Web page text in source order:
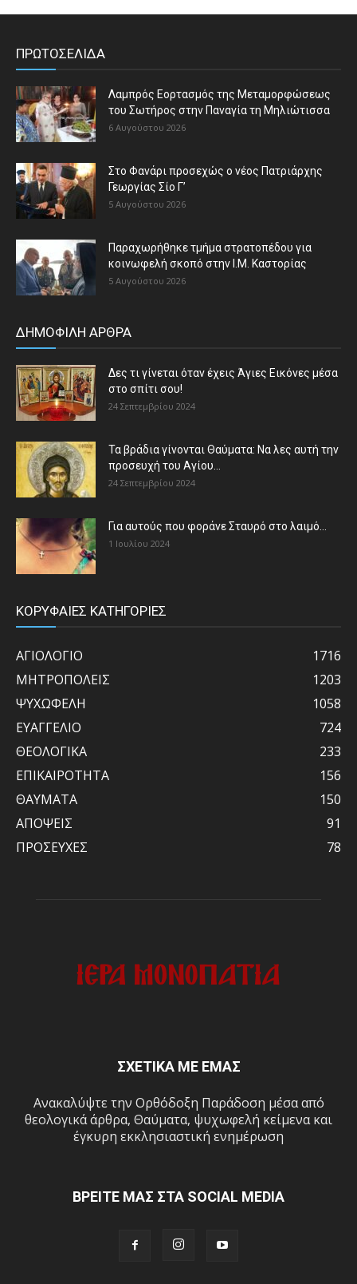
ΠΡΩΤΟΣΕΛΙΔΑ
Λαμπρός Εορτασμός της Μεταμορφώσεως
του Σωτήρος στην Παναγία τη Μηλιώτισσα
6 Αυγούστου 2026
Στο Φανάρι προσεχώς ο νέος Πατριάρχης
Γεωργίας Σίο Γ’
5 Αυγούστου 2026
Παραχωρήθηκε τμήμα στρατοπέδου για
κοινωφελή σκοπό στην Ι.Μ. Καστορίας
5 Αυγούστου 2026
ΔΗΜΟΦΙΛΗ ΑΡΘΡΑ
Δες τι γίνεται όταν έχεις Άγιες Εικόνες μέσα
στο σπίτι σου!
24 Σεπτεμβρίου 2024
Τα βράδια γίνονται Θαύματα: Να λες αυτή την
προσευχή του Αγίου...
24 Σεπτεμβρίου 2024
Για αυτούς που φοράνε Σταυρό στο λαιμό…
1 Ιουλίου 2024
ΚΟΡΥΦΑΙΕΣ ΚΑΤΗΓΟΡΙΕΣ
ΑΓΙΟΛΟΓΙΟ
1716
ΜΗΤΡΟΠΟΛΕΙΣ
1203
ΨΥΧΩΦΕΛΗ
1058
ΕΥΑΓΓΕΛΙΟ
724
ΘΕΟΛΟΓΙΚΑ
233
ΕΠΙΚΑΙΡΟΤΗΤΑ
156
ΘΑΥΜΑΤΑ
150
ΑΠΟΨΕΙΣ
91
ΠΡΟΣΕΥΧΕΣ
78
ΣΧΕΤΙΚΑ ΜΕ ΕΜΑΣ
Ανακαλύψτε την Ορθόδοξη Παράδοση μέσα από
θεολογικά άρθρα, Θαύματα, ψυχωφελή κείμενα και
έγκυρη εκκλησιαστική ενημέρωση
ΒΡΕΙΤΕ ΜΑΣ ΣΤΑ SOCIAL MEDIA